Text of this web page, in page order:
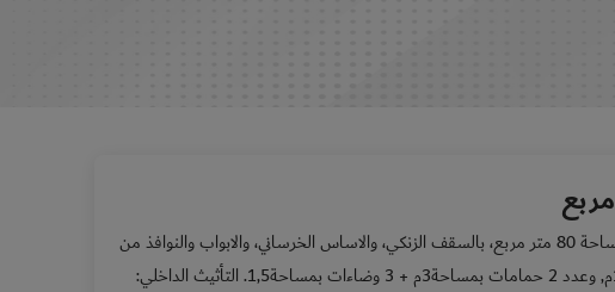
"مسجد 125 مصلي بمساحة 80 متر مربع، بالسقف الزنكي، والاساس الخرساني، والابواب والنوافذ من
الحديد،ومنارة بارتفاع 11م, وعدد 2 حمامات بمساحة3م + 3 وضاءات بمساحة1,5. التأثيث الداخلي: